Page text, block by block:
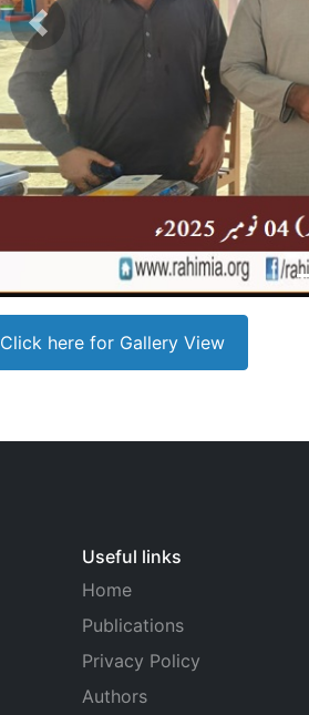
Previous
Click here for Gallery View
Useful links
Home
Publications
Privacy Policy
Authors